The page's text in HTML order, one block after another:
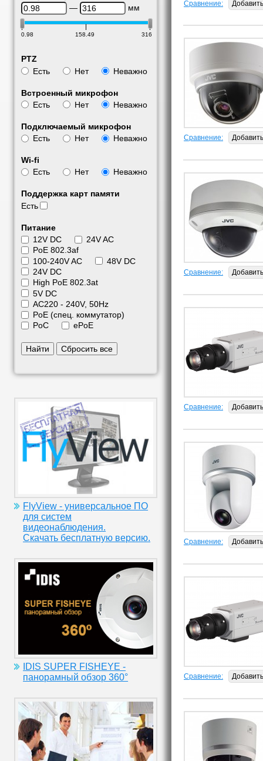
—
мм
0.98 158.49 316
PTZ
Есть
Нет Неважно
Встроенный микрофон
Есть
Нет Неважно
Подключаемый микрофон
Есть
Нет Неважно
Wi-fi
Есть
Нет Неважно
Поддержка карт памяти
Есть
Питание
12V DC
24V AC
PoE 802.3af
100-240V AC
48V DC
24V DC
High PoE 802.3at
5V DC
АС220 - 240V, 50Hz
PoE (спец. коммутатор)
PoC
ePoE
Найти Сбросить все
FlyView - универсальное ПО
для систем
видеонаблюдения.
Скачать бесплатную версию.
IDIS SUPER FISHEYE -
панорамный обзор 360°
Сравнение: Добавить
Сравнение: Добавить
Сравнение: Добавить
Сравнение: Добавить
Сравнение: Добавить
Сравнение: Добавить